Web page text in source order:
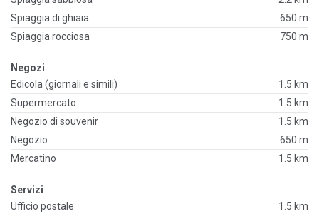
Spiaggia di ghiaia
650 m
Spiaggia rocciosa
750 m
Negozi
Edicola (giornali e simili)
1.5 km
Supermercato
1.5 km
Negozio di souvenir
1.5 km
Negozio
650 m
Mercatino
1.5 km
Servizi
Ufficio postale
1.5 km